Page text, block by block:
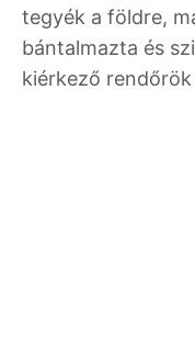
tegyék a földre,
bántalmazta és
kiérkező